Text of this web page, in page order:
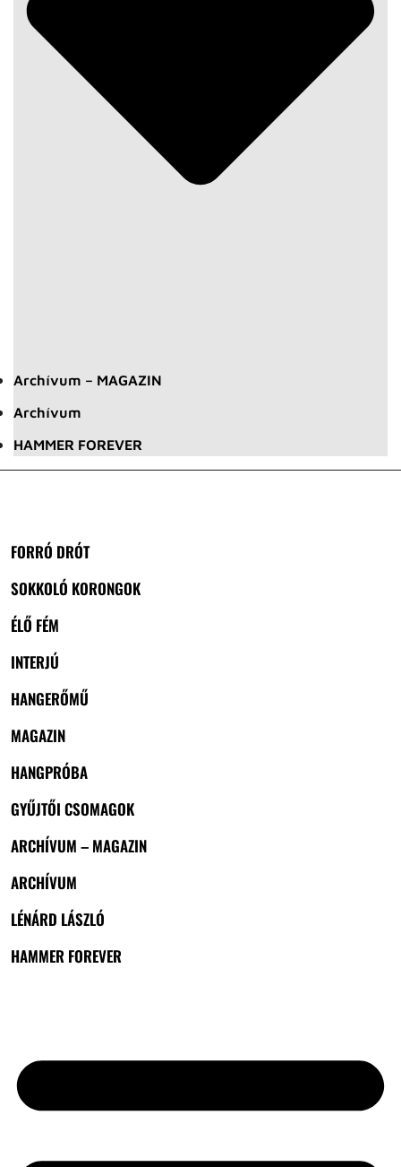
Archívum – MAGAZIN
Archívum
HAMMER FOREVER
FORRÓ DRÓT
SOKKOLÓ KORONGOK
ÉLŐ FÉM
INTERJÚ
HANGERŐMŰ
MAGAZIN
HANGPRÓBA
GYŰJTŐI CSOMAGOK
ARCHÍVUM – MAGAZIN
ARCHÍVUM
LÉNÁRD LÁSZLÓ
HAMMER FOREVER